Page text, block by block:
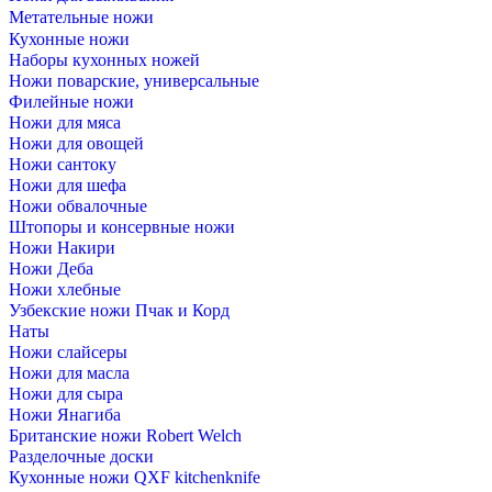
Метательные ножи
Кухонные ножи
Наборы кухонных ножей
Ножи поварские, универсальные
Филейные ножи
Ножи для мяса
Ножи для овощей
Ножи сантоку
Ножи для шефа
Ножи обвалочные
Штопоры и консервные ножи
Ножи Накири
Ножи Деба
Ножи хлебные
Узбекские ножи Пчак и Корд
Наты
Ножи слайсеры
Ножи для масла
Ножи для сыра
Ножи Янагиба
Британские ножи Robert Welch
Разделочные доски
Кухонные ножи QXF kitchenknife